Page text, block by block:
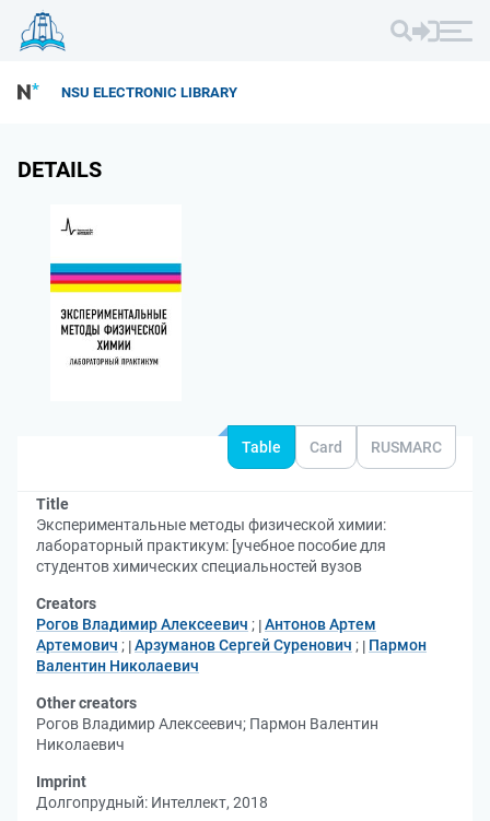
NSU ELECTRONIC LIBRARY
DETAILS
Table Card RUSMARC
Title
Экспериментальные методы физической химии:
лабораторный практикум: [учебное пособие для
студентов химических специальностей вузов
Creators
Рогов Владимир Алексеевич ; Антонов Артем
Артемович ; Арзуманов Сергей Суренович ;
Пармон
Валентин Николаевич
Other creators
Рогов Владимир Алексеевич; Пармон Валентин
Николаевич
Imprint
Долгопрудный: Интеллект, 2018